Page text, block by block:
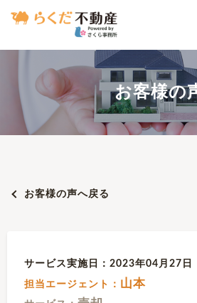
お客様の
お客様の声へ戻る
サービス実施日：2023年04月27日
担当エージェント： 山本